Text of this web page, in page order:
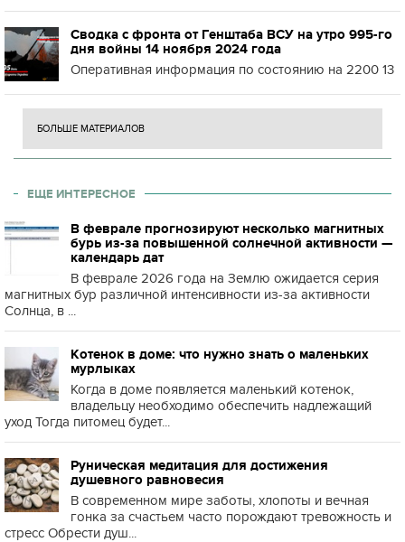
Сводка с фронта от Генштаба ВСУ на утро 995-го
дня войны 14 ноября 2024 года
Оперативная информация по состоянию на 2200 13
БОЛЬШЕ МАТЕРИАЛОВ
ЕЩЕ ИНТЕРЕСНОЕ
В феврале прогнозируют несколько магнитных
бурь из-за повышенной солнечной активности —
календарь дат
В феврале 2026 года на Землю ожидается серия
магнитных бур различной интенсивности из-за активности
Солнца, в ...
Котенок в доме: что нужно знать о маленьких
мурлыках
Когда в доме появляется маленький котенок,
владельцу необходимо обеспечить надлежащий
уход Тогда питомец будет...
Руническая медитация для достижения
душевного равновесия
В современном мире заботы, хлопоты и вечная
гонка за счастьем часто порождают тревожность и
стресс Обрести душ...